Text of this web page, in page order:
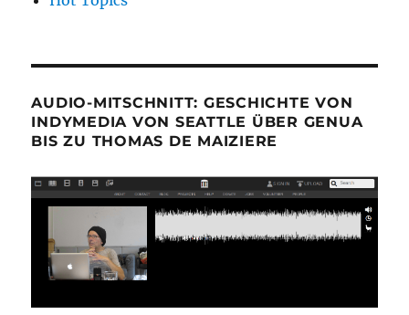
AUDIO-MITSCHNITT: GESCHICHTE VON
INDYMEDIA VON SEATTLE ÜBER GENUA
BIS ZU THOMAS DE MAIZIERE